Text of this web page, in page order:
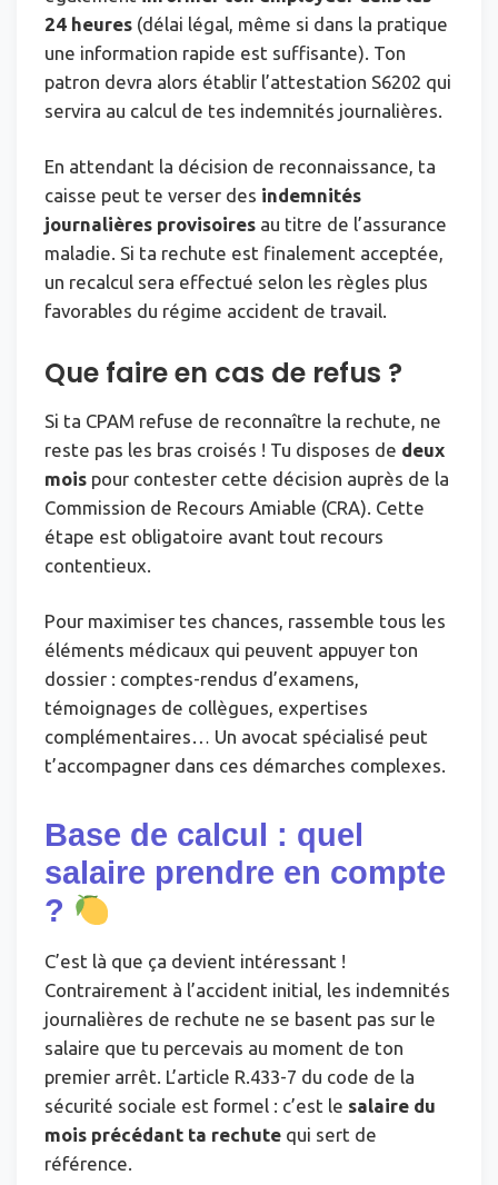
24 heures (délai légal, même si dans la pratique
une information rapide est suffisante). Ton
patron devra alors établir l’attestation S6202 qui
servira au calcul de tes indemnités journalières.
En attendant la décision de reconnaissance, ta
caisse peut te verser des indemnités
journalières provisoires au titre de l’assurance
maladie. Si ta rechute est finalement acceptée,
un recalcul sera effectué selon les règles plus
favorables du régime accident de travail.
Que faire en cas de refus ?
Si ta CPAM refuse de reconnaître la rechute, ne
reste pas les bras croisés ! Tu disposes de deux
mois pour contester cette décision auprès de la
Commission de Recours Amiable (CRA). Cette
étape est obligatoire avant tout recours
contentieux.
Pour maximiser tes chances, rassemble tous les
éléments médicaux qui peuvent appuyer ton
dossier : comptes-rendus d’examens,
témoignages de collègues, expertises
complémentaires… Un avocat spécialisé peut
t’accompagner dans ces démarches complexes.
Base de calcul : quel
salaire prendre en compte
?
C’est là que ça devient intéressant !
Contrairement à l’accident initial, les indemnités
journalières de rechute ne se basent pas sur le
salaire que tu percevais au moment de ton
premier arrêt. L’article R.433-7 du code de la
sécurité sociale est formel : c’est le salaire du
mois précédant ta rechute qui sert de
référence.